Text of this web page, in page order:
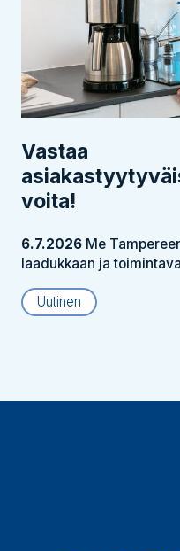
Vastaa
voita!
6.7.2026 Me
laadukkaan ja
Uutinen